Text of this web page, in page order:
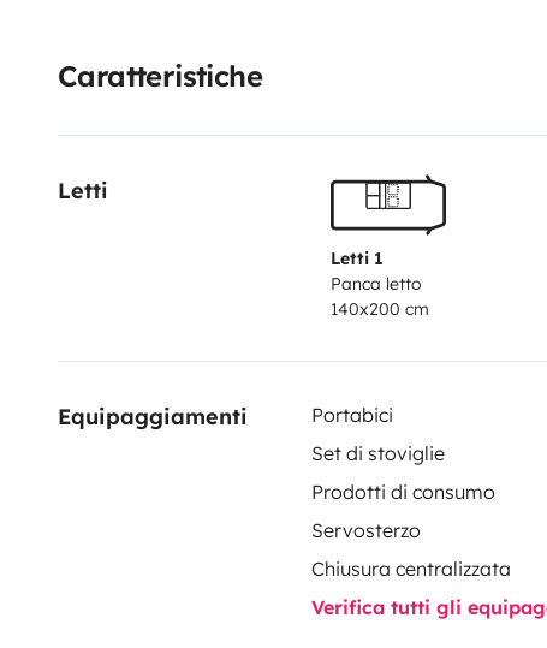
Caratteristiche
Letti
Letti 1
Panca letto
140x200 cm
Equipaggiamenti Portabici
Set di stoviglie
Prodotti di consumo
Servosterzo
Chiusura centralizzata
Verifica tutti gli